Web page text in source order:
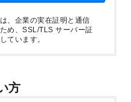
、企業の実在証明と通信
め、SSL/TLS サーバー証
ています。
方